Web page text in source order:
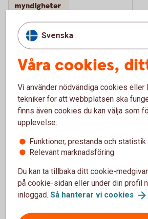
myndigheter
Avgift för att
skaffa
tjänsten
1
Förutsätter att den minderårige själv
BankID utan hjälp av en vuxen.
2
Förutsätter att den minderårige själv
Du behöver vara folkbokförd med
hos Skatteverket för att kunna
Tillbaka
Engångskostnad för kortläsare som
BankID på kort. Beställs hos
Svenska
Våra cookies,
Vi använder nödvändiga cookies eller
tekniker för att webbplatsen ska
finns även cookies du kan välja som
upplevelse:
Funktioner, prestanda och statistik
Relevant marknadsföring
Du kan ta tillbaka ditt cookie-
på cookie-sidan eller under din profil
inloggad. Så hanterar vi cookies